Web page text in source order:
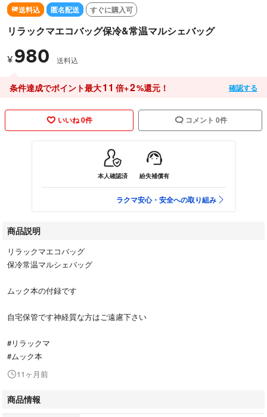
送料込 匿名配送 すぐに購入可
リラックマエコバッグ保冷&常温マルシェバッグ
¥ 980 送料込
条件達成でポイント最大11 倍+2%還元！ 確認する
いいね 0件 コメント 0件
本人確認済 紛失補償有
ラクマ安心・安全への取り組み
商品説明
リラックマエコバッグ
保冷常温マルシェバッグ
ムック本の付録です
自宅保管です神経質な方はご遠慮下さい
#リラックマ
#ムック本
11ヶ月前
商品情報